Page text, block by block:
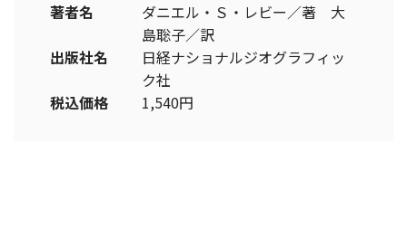
著者名
ダニエル・Ｓ・レビー／著 大
島聡子／訳
出版社名
日経ナショナルジオグラフィッ
ク社
税込価格
1,540円